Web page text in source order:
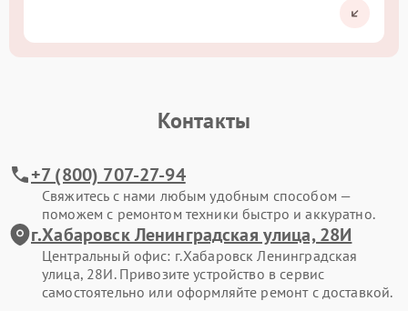
Контакты
+7 (800) 707-27-94
Свяжитесь с нами любым удобным способом —
поможем с ремонтом техники быстро и аккуратно.
г.Хабаровск Ленинградская улица, 28И
Центральный офис: г.Хабаровск Ленинградская
улица, 28И. Привозите устройство в сервис
самостоятельно или оформляйте ремонт с доставкой.